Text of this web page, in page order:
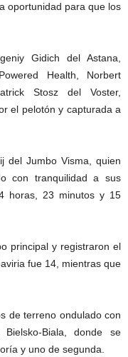
oportunidad para que los
Gidich del Astana,
Health, Norbert
Stosz del Voster,
el pelotón y capturada a
del Jumbo Visma, quien
con tranquilidad a sus
horas, 23 minutos y 15
principal y registraron el
fue 14, mientras que
de terreno ondulado con
Biala, donde se
y uno de segunda.